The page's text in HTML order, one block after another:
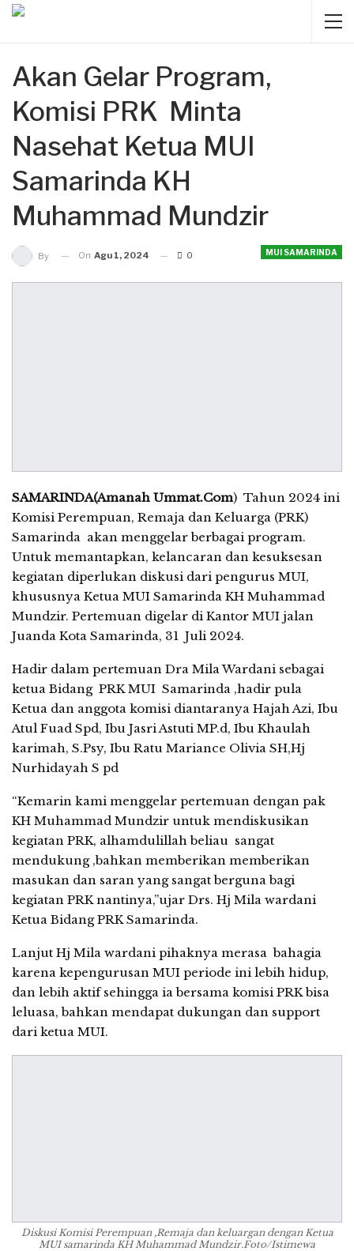
Akan Gelar Program,
Komisi PRK Minta
Nasehat Ketua MUI
Samarinda KH
Muhammad Mundzir
MUI SAMARINDA
By On Agu 1, 2024 0
SAMARINDA(Amanah Ummat.Com) Tahun 2024 ini
Komisi Perempuan, Remaja dan Keluarga (PRK)
Samarinda akan menggelar berbagai program.
Untuk memantapkan, kelancaran dan kesuksesan
kegiatan diperlukan diskusi dari pengurus MUI,
khususnya Ketua MUI Samarinda KH Muhammad
Mundzir. Pertemuan digelar di Kantor MUI jalan
Juanda Kota Samarinda, 31 Juli 2024.
Hadir dalam pertemuan Dra Mila Wardani sebagai
ketua Bidang PRK MUI Samarinda ,hadir pula
Ketua dan anggota komisi diantaranya Hajah Azi, Ibu
Atul Fuad Spd, Ibu Jasri Astuti MP.d, Ibu Khaulah
karimah, S.Psy, Ibu Ratu Mariance Olivia SH,Hj
Nurhidayah S pd
“Kemarin kami menggelar pertemuan dengan pak
KH Muhammad Mundzir untuk mendiskusikan
kegiatan PRK, alhamdulillah beliau sangat
mendukung ,bahkan memberikan memberikan
masukan dan saran yang sangat berguna bagi
kegiatan PRK nantinya,”ujar Drs. Hj Mila wardani
Ketua Bidang PRK Samarinda.
Lanjut Hj Mila wardani pihaknya merasa bahagia
karena kepengurusan MUI periode ini lebih hidup,
dan lebih aktif sehingga ia bersama komisi PRK bisa
leluasa, bahkan mendapat dukungan dan support
dari ketua MUI.
Diskusi Komisi Perempuan ,Remaja dan keluargan dengan Ketua
MUI samarinda KH Muhammad Mundzir.Foto/Istimewa